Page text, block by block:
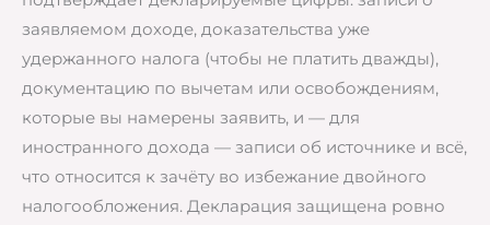
заявляемом доходе, доказательства уже
удержанного налога (чтобы не платить дважды),
документацию по вычетам или освобождениям,
которые вы намерены заявить, и — для
иностранного дохода — записи об источнике и всё,
что относится к зачёту во избежание двойного
налогообложения. Декларация защищена ровно